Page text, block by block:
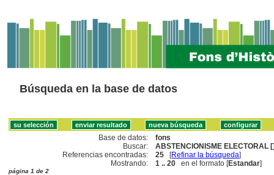
Búsqueda en la base de datos
Base de datos:
fons
Buscar:
ABSTENCIONISME ELECTORAL
Referencias encontradas:
25 [Refinar la búsqueda]
Mostrando:
1 .. 20 en el formato [Estandar]
página 1 de 2